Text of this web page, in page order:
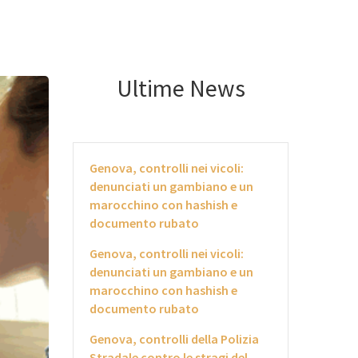
Ultime News
Genova, controlli nei vicoli:
denunciati un gambiano e un
marocchino con hashish e
documento rubato
Genova, controlli nei vicoli:
denunciati un gambiano e un
marocchino con hashish e
documento rubato
Genova, controlli della Polizia